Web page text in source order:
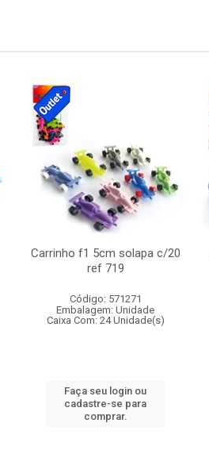
Carrinho f1 5cm solapa c/20
ref 719
Código: 571271
Embalagem: Unidade
Caixa Com: 24 Unidade(s)
Faça seu login ou
cadastre-se para
comprar.